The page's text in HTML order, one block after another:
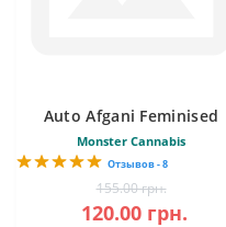
Auto Afgani Feminised
Monster Cannabis
Отзывов - 8
155.00 грн.
120.00 грн.